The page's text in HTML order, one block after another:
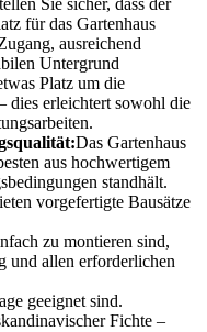
Sie sicher, dass der
für das Gartenhaus
ausreichend
Untergrund
Platz um die
dies erleichtert sowohl die
Das Gartenhaus
aus hochwertigem
standhält.
vorgefertigte Bausätze
zu montieren sind,
und allen erforderlichen
geeignet sind.
Fichte –